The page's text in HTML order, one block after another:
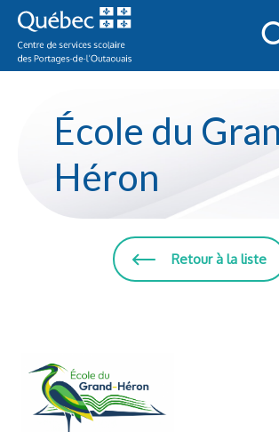
École du
Héron
Retour à la liste